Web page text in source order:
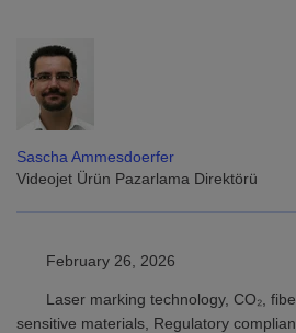
Sascha Ammesdoerfer
Videojet Ürün Pazarlama Direktörü
February 26, 2026
Laser marking technology, CO₂,
sensitive materials, Regulatory